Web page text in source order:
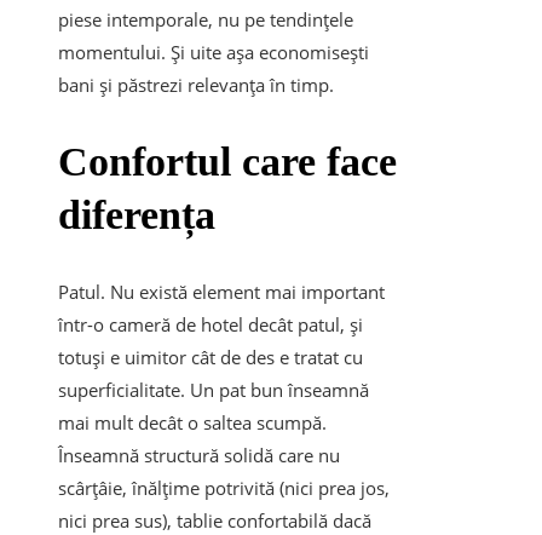
piese intemporale, nu pe tendințele
momentului. Și uite așa economisești
bani și păstrezi relevanța în timp.
Confortul care face
diferența
Patul. Nu există element mai important
într-o cameră de hotel decât patul, și
totuși e uimitor cât de des e tratat cu
superficialitate. Un pat bun înseamnă
mai mult decât o saltea scumpă.
Înseamnă structură solidă care nu
scârțâie, înălțime potrivită (nici prea jos,
nici prea sus), tablie confortabilă dacă